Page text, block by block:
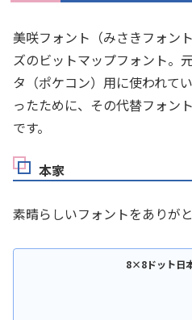
美咲フォント（みさきフォン
ズのビットマップフォント。
タ（ポケコン）用に使われて
ったために、その代替フォン
です。
本家
素晴らしいフォントをありが
8×8ドット日